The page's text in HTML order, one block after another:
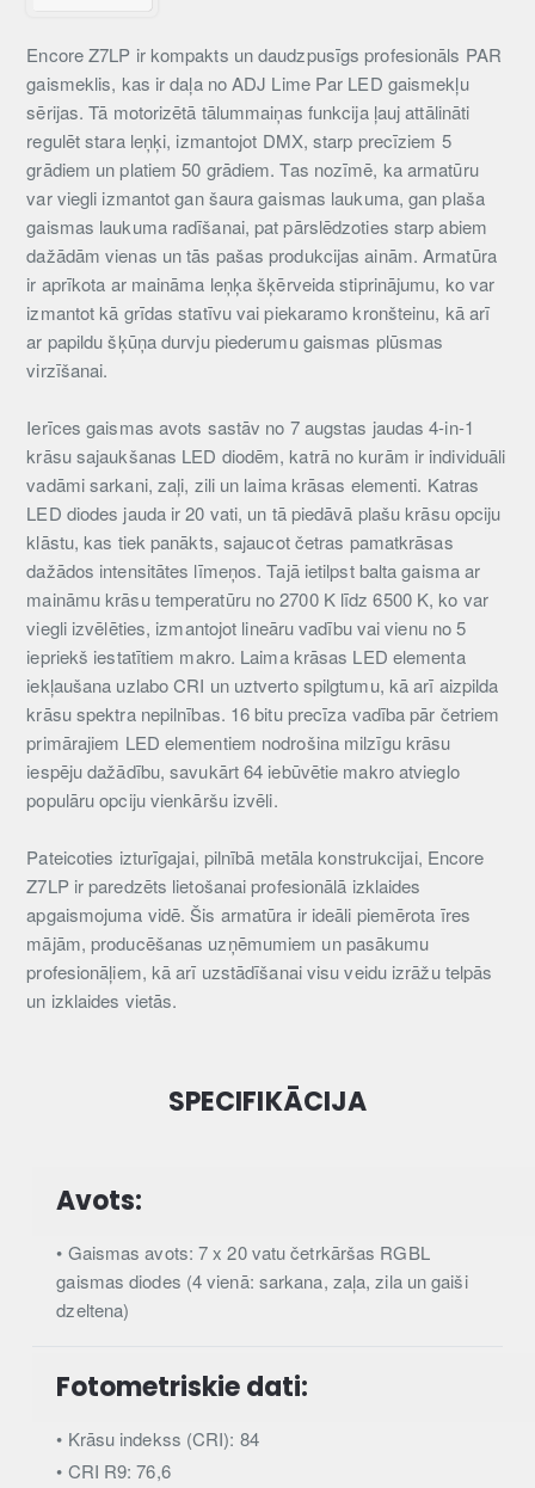
Encore Z7LP ir kompakts un daudzpusīgs profesionāls PAR
gaismeklis, kas ir daļa no ADJ Lime Par LED gaismekļu
sērijas. Tā motorizētā tālummaiņas funkcija ļauj attālināti
regulēt stara leņķi, izmantojot DMX, starp precīziem 5
grādiem un platiem 50 grādiem. Tas nozīmē, ka armatūru
var viegli izmantot gan šaura gaismas laukuma, gan plaša
gaismas laukuma radīšanai, pat pārslēdzoties starp abiem
dažādām vienas un tās pašas produkcijas ainām. Armatūra
ir aprīkota ar maināma leņķa šķērveida stiprinājumu, ko var
izmantot kā grīdas statīvu vai piekaramo kronšteinu, kā arī
ar papildu šķūņa durvju piederumu gaismas plūsmas
virzīšanai.
Ierīces gaismas avots sastāv no 7 augstas jaudas 4-in-1
krāsu sajaukšanas LED diodēm, katrā no kurām ir individuāli
vadāmi sarkani, zaļi, zili un laima krāsas elementi. Katras
LED diodes jauda ir 20 vati, un tā piedāvā plašu krāsu opciju
klāstu, kas tiek panākts, sajaucot četras pamatkrāsas
dažādos intensitātes līmeņos. Tajā ietilpst balta gaisma ar
maināmu krāsu temperatūru no 2700 K līdz 6500 K, ko var
viegli izvēlēties, izmantojot lineāru vadību vai vienu no 5
iepriekš iestatītiem makro. Laima krāsas LED elementa
iekļaušana uzlabo CRI un uztverto spilgtumu, kā arī aizpilda
krāsu spektra nepilnības. 16 bitu precīza vadība pār četriem
primārajiem LED elementiem nodrošina milzīgu krāsu
iespēju dažādību, savukārt 64 iebūvētie makro atvieglo
populāru opciju vienkāršu izvēli.
Pateicoties izturīgajai, pilnībā metāla konstrukcijai, Encore
Z7LP ir paredzēts lietošanai profesionālā izklaides
apgaismojuma vidē. Šis armatūra ir ideāli piemērota īres
mājām, producēšanas uzņēmumiem un pasākumu
profesionāļiem, kā arī uzstādīšanai visu veidu izrāžu telpās
un izklaides vietās.
SPECIFIKĀCIJA
Avots:
• Gaismas avots: 7 x 20 vatu četrkāršas RGBL
gaismas diodes (4 vienā: sarkana, zaļa, zila un gaiši
dzeltena)
Fotometriskie dati:
• Krāsu indekss (CRI): 84
• CRI R9: 76,6